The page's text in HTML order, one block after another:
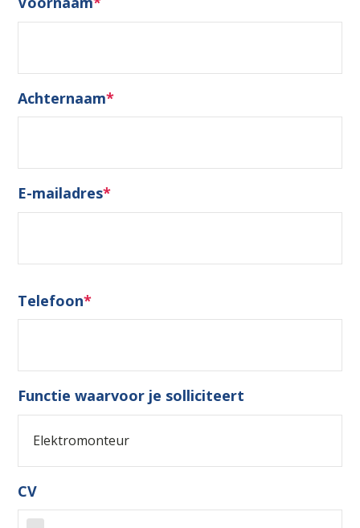
Achternaam*
E-mailadres*
Telefoon*
Functie waarvoor je solliciteert
CV